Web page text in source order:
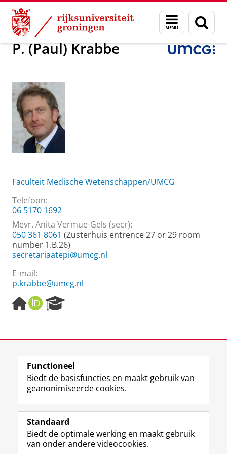
Skip
Content
Skip
Navigation
Menu
en
zoeken
Over ons P. (Paul) Krabbe
P. (Paul) Krabbe
Faculteit Medische Wetenschappen/UMCG
Telefoon:
06 5170 1692
Mevr. Anita Vermue-Gels (secr):
050 361 8061 (Zusterhuis entrence 27 or 29 room
number 1.B.26)
secretariaatepi@umcg.nl
E-mail:
p.krabbe@umcg.nl
H
o
e
p
g
e
O
R
I
D
e
a
c
h
P
o
r
t
a
l
Laatst gewijzigd: 03 november 2025 07:41
Volg de RUG
F
a
e
b
L
i
k
e
R
S
-
f
I
n
t
Y
o
T
Studiekiezers
Functioneel
Biedt de basisfuncties en maakt gebruik van
geanonimiseerde cookies.
Standaard
Biedt de optimale werking en maakt gebruik
van onder andere videocookies.